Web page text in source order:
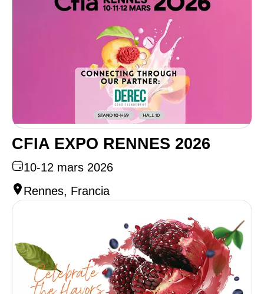
CFIA EXPO RENNES 2026
10-12 mars 2026
Rennes, Francia